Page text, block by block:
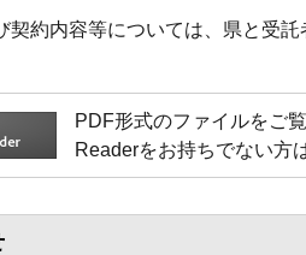
約内容等については、県と受託
PDF形式のファイルをご
Readerをお持ちでない方